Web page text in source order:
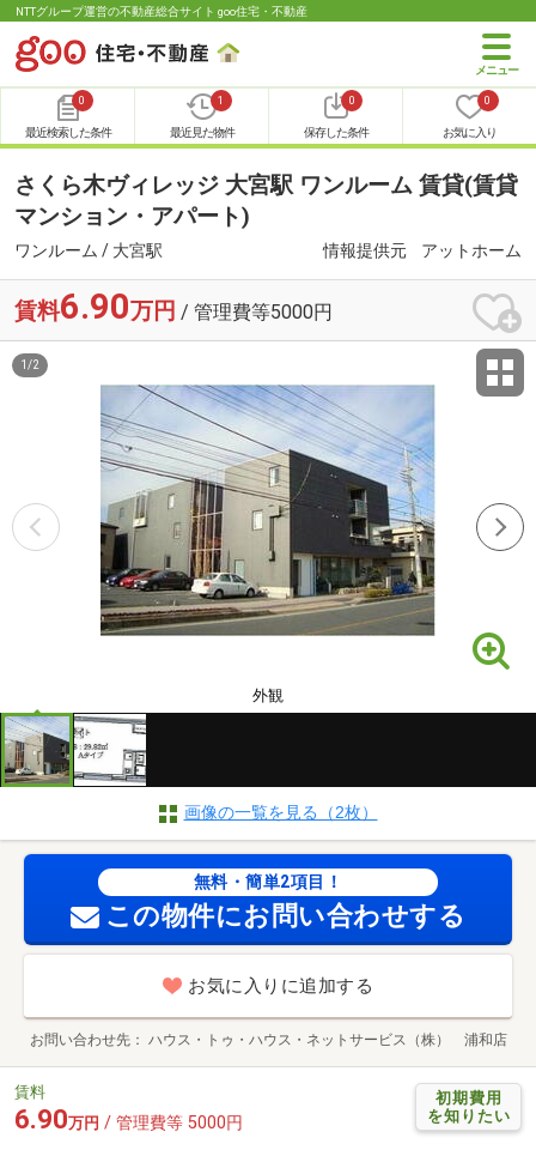
NTTグループ運営の不動産総合サイト goo住宅・不動産
0
最近検索した条件
1
最近見た物件
0
保存した条件
0
お気に入り
さくら木ヴィレッジ 大宮駅 ワンルーム 賃貸(賃貸
マンション・アパート)
ワンルーム / 大宮駅 情報提供元 アットホーム
賃料6.90万円 / 管理費等5000円
外観
1 /2
画像の一覧を見る（2枚）
無料・簡単2項目！
この物件にお問い合わせする
お気に入りに追加する
お問い合わせ先 ハウス・トゥ・ハウス・ネットサービス（株） 浦和店
初期費用
を知りたい
賃料
6.90万円 / 管理費等 5000円